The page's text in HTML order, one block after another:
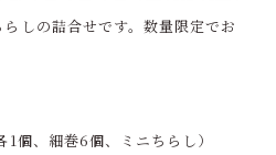
しの詰合せです。数量限定でお
1個、細巻6個、ミニちらし）